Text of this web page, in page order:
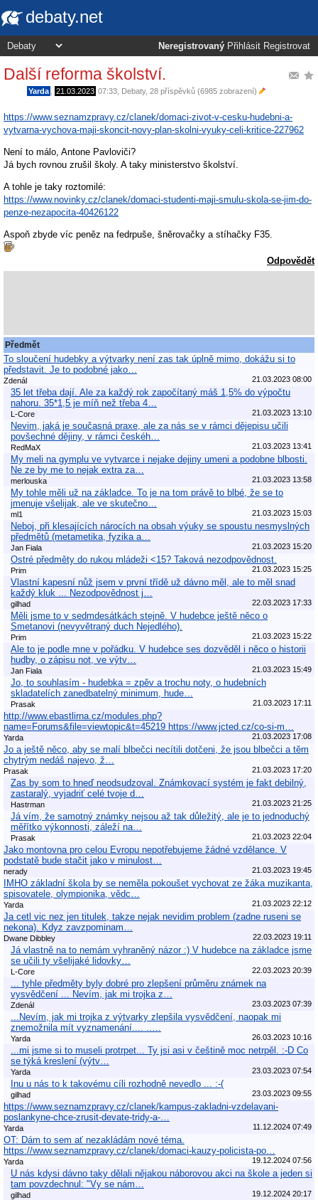
debaty.net
Neregistrovaný Přihlásit Registrovat
Další reforma školství.
Yarda 21.03.2023 07:33 Debaty, 28 příspěvků (6985 zobrazení)
https://www.seznamzpravy.cz/clanek/domaci-zivot-v-cesku-hudebni-a-
vytvarna-vychova-maji-skoncit-novy-plan-skolni-vyuky-celi-kritice-227962
Není to málo, Antone Pavloviči?
Já bych rovnou zrušil školy. A taky ministerstvo školství.
A tohle je taky roztomilé:
https://www.novinky.cz/clanek/domaci-studenti-maji-smulu-skola-se-jim-do-
penze-nezapocita-40426122
Aspoň zbyde víc peněz na fedrpuše, šněrovačky a stíhačky F35.
Odpovědět
Předmět
To sloučení hudebky a výtvarky není zas tak úplně mimo, dokážu si to
představit. Je to podobné jako…
Zdenál 21.03.2023 08:00
35 let třeba dají. Ale za každý rok započítaný máš 1,5% do výpočtu
nahoru. 35*1,5 je míň než třeba 4…
L-Core 21.03.2023 13:10
Nevim, jaká je současná praxe, ale za nás se v rámci dějepisu učili
povšechné dějiny, v rámci českéh…
RedMaX 21.03.2023 13:41
My meli na gymplu ve vytvarce i nejake dejiny umeni a podobne blbosti.
Ne ze by me to nejak extra za…
merlouska 21.03.2023 13:58
My tohle měli už na základce. To je na tom právě to blbé, že se to
jmenuje všelijak, ale ve skutečno…
ml1 21.03.2023 15:03
Neboj, při klesajících nárocích na obsah výuky se spoustu nesmyslných
předmětů (metametika, fyzika a…
Jan Fiala 21.03.2023 15:20
Ostré předměty do rukou mládeži <15? Taková nezodpovědnost.
Prim 21.03.2023 15:25
Vlastní kapesní nůž jsem v první třídě už dávno měl, ale to měl snad
každý kluk ... Nezodpovědnost j…
gilhad 22.03.2023 17:33
Měli jsme to v sedmdesátkách stejně. V hudebce ještě něco o
Smetanovi (nevyvětraný duch Nejedlého).
Prim 21.03.2023 15:22
Ale to je podle mne v pořádku. V hudebce ses dozvěděl i něco o historii
hudby, o zápisu not, ve výtv…
Jan Fiala 21.03.2023 15:49
Jo, to souhlasím - hudebka = zpěv a trochu noty, o hudebních
skladatelích zanedbatelný minimum, hude…
Prasak 21.03.2023 17:11
http://www.ebastlirna.cz/modules.php?
name=Forums&file=viewtopic&t=45219 https://www.jcted.cz/co-si-m…
Yarda 21.03.2023 17:08
Jo a ještě něco, aby se malí blbečci necítili dotčeni, že jsou blbečci a těm
chytrým nedáš najevo, ž…
Prasak 21.03.2023 17:20
Zas by som to hneď neodsudzoval. Známkovací systém je fakt debilný,
zastaralý, vyjadriť celé tvoje d…
Hastrman 21.03.2023 21:25
Já vím, že samotný známky nejsou až tak důležitý, ale je to jednoduchý
měřítko výkonnosti, záleží na…
Prasak 21.03.2023 22:04
Jako montovna pro celou Evropu nepotřebujeme žádné vzdělance. V
podstatě bude stačit jako v minulost…
nerady 21.03.2023 19:45
IMHO základní škola by se neměla pokoušet vychovat ze žáka muzikanta,
spisovatele, olympionika, vědc…
Yarda 21.03.2023 22:12
Ja cetl vic nez jen titulek, takze nejak nevidim problem (zadne ruseni se
nekona). Kdyz zavzpominam…
Dwane Dibbley 22.03.2023 19:11
Já vlastně na to nemám vyhraněný názor :) V hudebce na základce jsme
se učili ty všelijaké lidovky…
L-Core 22.03.2023 20:39
... tyhle předměty byly dobré pro zlepšení průměru známek na
vysvědčení ... Nevím, jak mi trojka z…
Zdenál 23.03.2023 07:39
...Nevím, jak mi trojka z výtvarky zlepšila vysvědčení, naopak mi
znemožnila mít vyznamenání.... ..…
Yarda 26.03.2023 10:16
...mi jsme si to museli protrpet... Ty jsi asi v češtině moc netrpěl. :-D Co
se týká kreslení (výtv…
Yarda 23.03.2023 07:54
Inu u nás to k takovému cíli rozhodně nevedlo ... :-(
gilhad 23.03.2023 09:55
https://www.seznamzpravy.cz/clanek/kampus-zakladni-vzdelavani-
poslankyne-chce-zrusit-devate-tridy-a-…
Yarda 11.12.2024 07:49
OT: Dám to sem ať nezakládám nové téma.
https://www.seznamzpravy.cz/clanek/domaci-kauzy-policista-po…
Yarda 19.12.2024 07:56
U nás kdysi dávno taky dělali nějakou náborovou akci na škole a jeden si
tam povzdechnul: "Vy se nám…
gilhad 19.12.2024 20:17